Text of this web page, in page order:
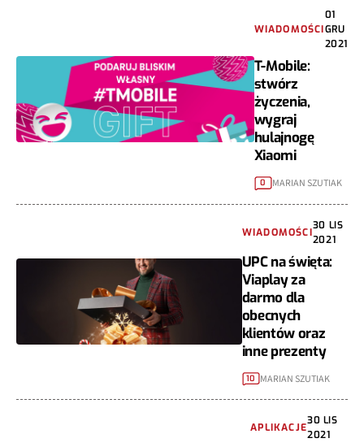
WIADOMOŚCI
01
GRU
2021
T-Mobile:
stwórz
życzenia,
wygraj
hulajnogę
Xiaomi
0 MARIAN SZUTIAK
WIADOMOŚCI
30 LIS
2021
UPC na święta:
Viaplay za
darmo dla
obecnych
klientów oraz
inne prezenty
10 MARIAN SZUTIAK
APLIKACJE
30 LIS
2021